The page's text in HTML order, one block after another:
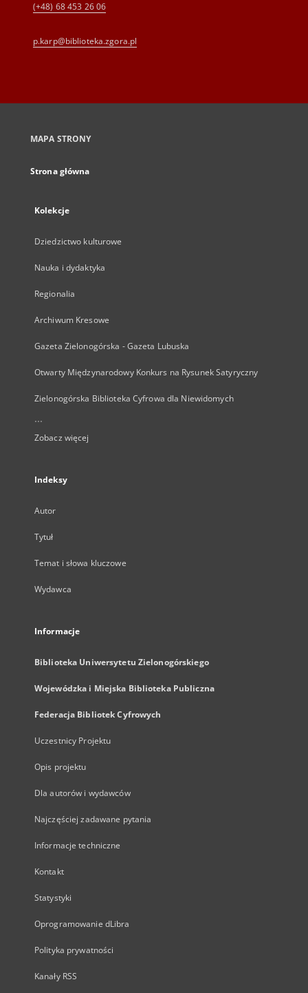
(+48) 68 453 26 06
p.karp@biblioteka.zgora.pl
MAPA STRONY
Strona główna
Kolekcje
Dziedzictwo kulturowe
Nauka i dydaktyka
Regionalia
Archiwum Kresowe
Gazeta Zielonogórska - Gazeta Lubuska
Otwarty Międzynarodowy Konkurs na Rysunek Satyryczny
Zielonogórska Biblioteka Cyfrowa dla Niewidomych
...
Zobacz więcej
Indeksy
Autor
Tytuł
Temat i słowa kluczowe
Wydawca
Informacje
Biblioteka Uniwersytetu Zielonogórskiego
Wojewódzka i Miejska Biblioteka Publiczna
Federacja Bibliotek Cyfrowych
Uczestnicy Projektu
Opis projektu
Dla autorów i wydawców
Najczęściej zadawane pytania
Informacje techniczne
Kontakt
Statystyki
Oprogramowanie dLibra
Polityka prywatności
Kanały RSS